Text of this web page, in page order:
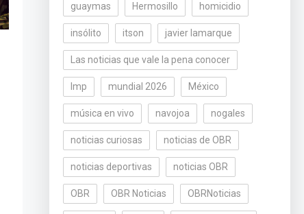
guaymas Hermosillo homicidio
insólito itson javier lamarque
Las noticias que vale la pena conocer
lmp mundial 2026 México
música en vivo navojoa nogales
noticias curiosas noticias de OBR
noticias deportivas noticias OBR
OBR OBR Noticias OBRNoticias